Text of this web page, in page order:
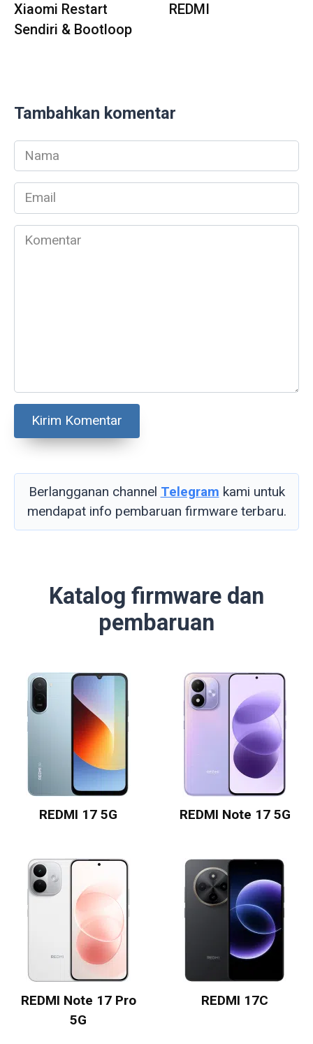
Xiaomi Restart
Sendiri & Bootloop
REDMI
Tambahkan komentar
Nama
*
Email
*
Komentar
Berlangganan channel Telegram kami untuk
mendapat info pembaruan firmware terbaru.
Katalog firmware dan
pembaruan
REDMI 17 5G REDMI Note 17 5G
REDMI Note 17 Pro
5G
REDMI 17C